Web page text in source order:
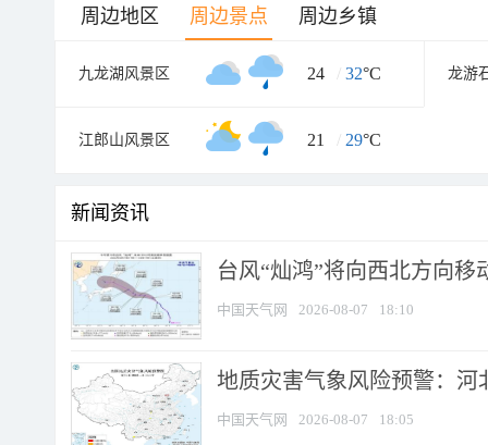
周边地区 周边景点 周边乡镇
九龙湖风景区 24 / 32°C 龙游
江郎山风景区 21 / 29°C
新闻资讯
台风“灿鸿”将向西北方向移
中国天气网 2026-08-07 18:10
地质灾害气象风险预警：河
中国天气网 2026-08-07 18:05